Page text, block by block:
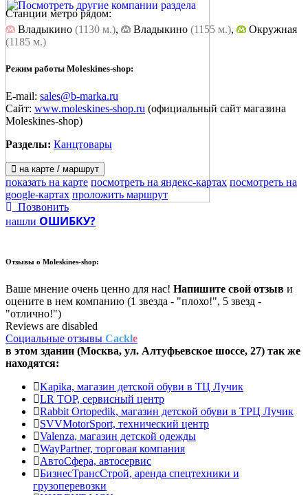
Станции метро рядом:
Владыкино (1130 м.), Владыкино (1155 м.),
Окружная
(1185 м.)
Режим работы Moleskines-shop:
E-mail: sales@b-marka.ru
Сайт: www.moleskines-shop.ru (официальный сайт магазина
Moleskines-shop)
Разделы: Канцтовары
на карте / маршрут
показать на карте посмотреть на яндекс-картах посмотреть на
google-картах проложить маршрут
Позвонить
нашли ОШИБКУ?
Отзывы о Moleskines-shop:
Ваше мнение очень ценно для нас! Напишите свой отзыв и
оцените в нем компанию (1 звезда - "плохо!", 5 звезд -
"отлично!")
Reviews are disabled
Социальные отзывы Cackle
в этом здании (Москва, ул. Алтуфьевское шоссе, 27) так же
находятся:
Kapika, магазин детской обуви в ТЦ Лучик
LR TOP, сервисный центр
Rabbit Ortopedik, магазин детской обуви в ТРЦ Лучик
SVVMotorSport, технический центр
Valenza, магазин детской одежды
WayPartner, торговая компания
АвтоСфера, автосервис
БизнесТрансСтрой, аренда спецтехники и
грузоперевозки